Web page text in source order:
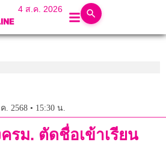
4 ส.ค. 2026
. 2568 • 15:30 น.
รม. ตัดชื่อเข้าเรียน